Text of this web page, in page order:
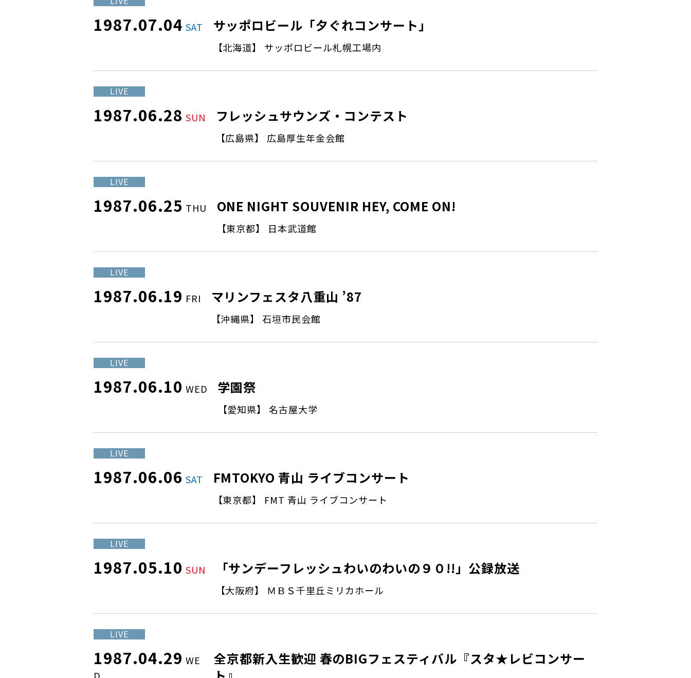
1987.07.04 SAT サッポロビール「夕ぐれコンサート」
【北海道】 サッポロビール札幌工場内
LIVE
1987.06.28 SUN フレッシュサウンズ・コンテスト
【広島県】 広島厚生年金会館
LIVE
1987.06.25 THU ONE NIGHT SOUVENIR HEY, COME ON!
【東京都】 日本武道館
LIVE
1987.06.19 FRI マリンフェスタ八重山 ’87
【沖縄県】 石垣市民会館
LIVE
1987.06.10 WED 学園祭
【愛知県】 名古屋大学
LIVE
1987.06.06 SAT FMTOKYO 青山 ライブコンサート
【東京都】 FMT 青山 ライブコンサート
LIVE
1987.05.10 SUN 「サンデーフレッシュわいのわいの９０!!」公録放送
【大阪府】 ＭＢＳ千里丘ミリカホール
LIVE
1987.04.29 WE
全京都新入生歓迎 春のBIGフェスティバル『スタ★レビコンサー